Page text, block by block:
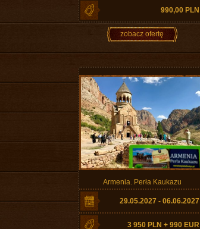
990,00 PLN
zobacz ofertę
Armenia. Perła Kaukazu
29.05.2027 - 06.06.2027
3 950 PLN + 990 EUR